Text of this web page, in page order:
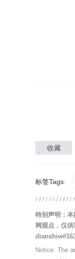
收藏
标签Tags:
特别声明：
网观点，仅
Notice: The